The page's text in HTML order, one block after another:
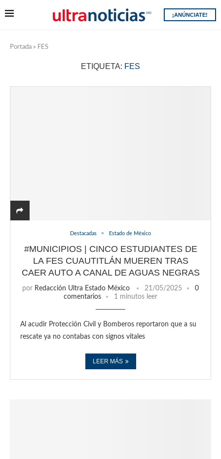
¡ANÚNCIATE!
Portada » FES
ETIQUETA: FES
Destacadas Estado de México
#MUNICIPIOS | CINCO ESTUDIANTES DE
LA FES CUAUTITLÁN MUEREN TRAS
CAER AUTO A CANAL DE AGUAS NEGRAS
por Redacción Ultra Estado México 21/05/2025
0
comentarios
1 minutos leer
Al acudir Protección Civil y Bomberos reportaron que a su
rescate ya no contabas con signos vitales
LEER MÁS